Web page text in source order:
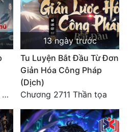
Chương 490: Phía sau màn hắc thủ!
13 ngày trước
Tu Luyện Bắt Đầu Từ Đơn
Giản Hóa Công Pháp
(Dịch)
Chương 2711 Thần tọa